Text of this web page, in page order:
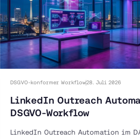
DSGVO-konformer Workflow28. Juli 2026
LinkedIn Outreach
DSGVO-Workflow
LinkedIn Outreach Automation im